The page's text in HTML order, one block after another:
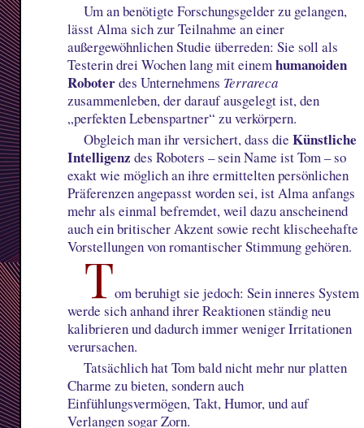
Um an benötigte Forschungsgelder zu gelangen,
lässt Alma sich zur Teilnahme an einer
außergewöhnlichen Studie überreden: Sie soll als
Testerin drei Wochen lang mit einemhumanoiden
Roboterdes Unternehmens Terrareca
zusammenleben, der darauf ausgelegt ist, den
„perfekten Lebenspartner“ zu verkörpern.
Obgleich man ihr versichert, dass dieKünstliche
Intelligenz des Roboters – sein Name ist Tom – so
exakt wie möglich an ihre ermittelten persönlichen
Präferenzen angepasst worden sei, ist Alma anfangs
mehr als einmal befremdet, weil dazu anscheinend
auch ein britischer Akzent sowie recht klischeehafte
Vorstellungen von romantischer Stimmung gehören.
Tom beruhigt sie jedoch: Sein inneres System
werde sich anhand ihrer Reaktionen ständig neu
kalibrieren und dadurch immer weniger Irritationen
verursachen.
Tatsächlich hat Tom bald nicht mehr nur platten
Charme zu bieten, sondern auch
Einfühlungsvermögen, Takt, Humor, und auf
Verlangen sogar Zorn.